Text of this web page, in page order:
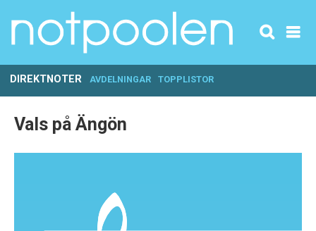
DIREKTNOTER AVDELNINGAR TOPPLISTOR
Vals på Ängön